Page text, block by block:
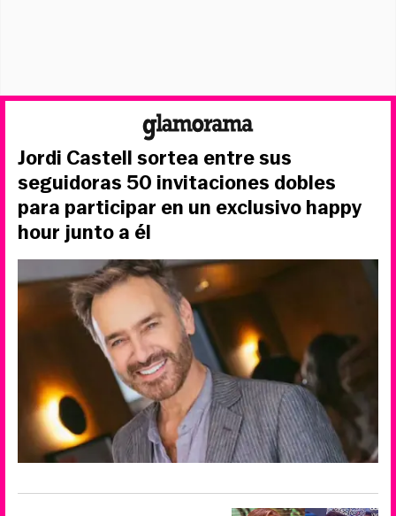
Jordi Castell sortea entre sus
seguidoras 50 invitaciones dobles
para participar en un exclusivo happy
hour junto a él